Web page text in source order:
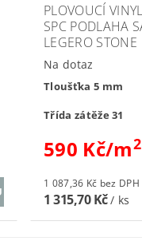
PLOVOUCÍ
SPC PODLAHA
LEGERO STONE
Na dotaz
Tloušťka 5 mm
Třída zátěže 31
590 Kč/m2
1 087,36 Kč bez DPH
1 315,70 Kč/ ks